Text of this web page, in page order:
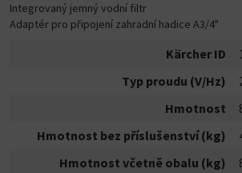
Integrovaný jemný vodní filtr
Adaptér pro připojení zahradní hadice A3/4"
Kärcher ID
Typ proudu (V/Hz)
Hmotnost
Hmotnost bez příslušenství (kg)
Hmotnost včetně obalu (kg)